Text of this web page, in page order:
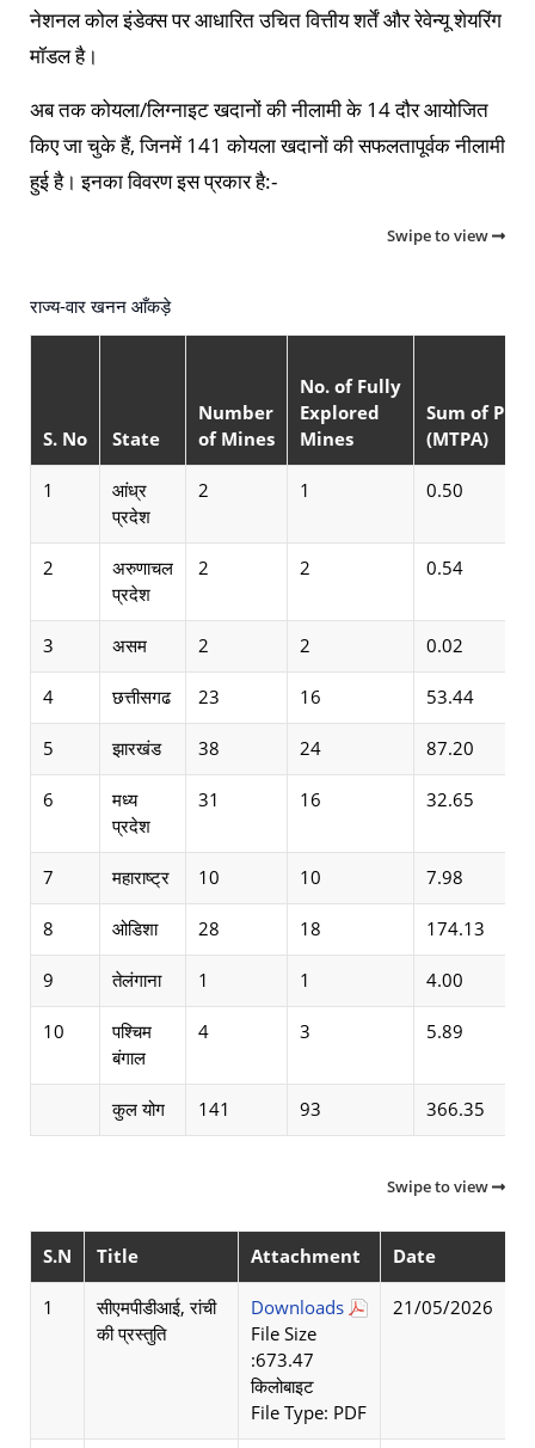
नेशनल कोल इंडेक्स पर आधारित उचित वित्तीय शर्तें और रेवेन्यू शेयरिंग
मॉडल है।
अब तक कोयला/लिग्नाइट खदानों की नीलामी के 14 दौर आयोजित
किए जा चुके हैं, जिनमें 141 कोयला खदानों की सफलतापूर्वक नीलामी
हुई है। इनका विवरण इस प्रकार है:-
Swipe to view
राज्य-वार खनन आँकड़े
S. No State
Number
of Mines
No. of Fully
Explored
Mines
Sum of PRC
(MTPA)
1
आंध्र
प्रदेश
2 1 0.50
2
अरुणाचल
प्रदेश
2 2 0.54
3 असम 2 2 0.02
4 छत्तीसगढ 23 16 53.44
5 झारखंड 38 24 87.20
6
मध्य
प्रदेश
31 16 32.65
7 महाराष्ट्र 10 10 7.98
8 ओडिशा 28 18 174.13
9 तेलंगाना 1 1 4.00
10
पश्चिम
बंगाल
4 3 5.89
कुल योग 141 93 366.35
Swipe to view
S.N Title Attachment Date
1
सीएमपीडीआई, रांची
की प्रस्तुति
Downloads
File Size
:673.47
किलोबाइट
File Type: PDF
21/05/2026